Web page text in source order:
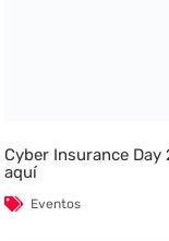
Cyber Insurance
aquí
Eventos